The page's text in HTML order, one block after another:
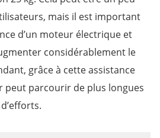
mais il est important
d’un moteur électrique et
considérablement le
grâce à cette assistance
peut parcourir de plus longues